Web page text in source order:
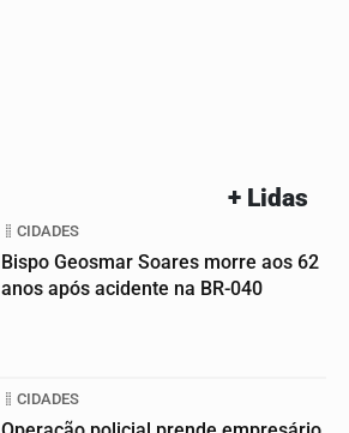
+ Lidas
CIDADES
Bispo Geosmar Soares morre aos 62
anos após acidente na BR-040
CIDADES